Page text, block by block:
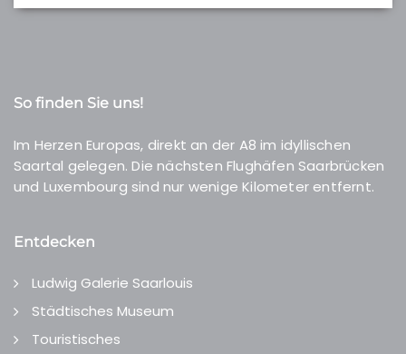
So finden Sie uns!
Im Herzen Europas, direkt an der A8 im idyllischen
Saartal gelegen. Die nächsten Flughäfen Saarbrücken
und Luxembourg sind nur wenige Kilometer entfernt.
Entdecken
Ludwig Galerie Saarlouis
Städtisches Museum
Touristisches